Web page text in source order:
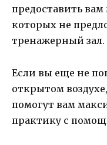
предоставить
которых не
тренажерный зал.
Если вы еще не
открытом
помогут вам
практику с